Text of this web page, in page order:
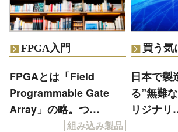
FPGA入門
FPGAとは「Field
Programmable Gate
Array」の略。つ…
組み込み製品
買う
日本で製
る”無難
リジナ